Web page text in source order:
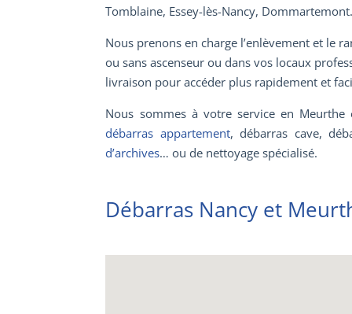
Tomblaine, Essey-lès-Nancy,
Nous prenons en charge l’enlèvement et le
ou sans ascenseur ou dans vos locaux
livraison pour accéder plus rapidement et
Nous sommes à votre service en
débarras appartement, débarras cave,
d’archives… ou de nettoyage spécialisé.
Débarras Nancy et